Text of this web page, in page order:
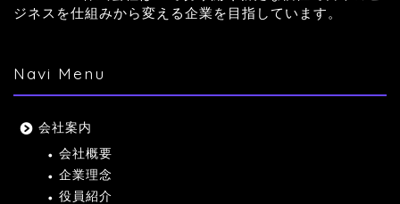
ジネスを仕組みから変える企業を目指しています。
Navi Menu
会社案内
会社概要
企業理念
役員紹介